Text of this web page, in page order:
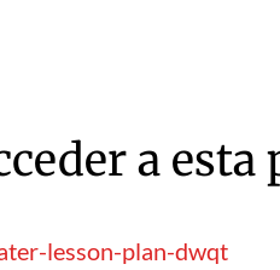
a esta
lesson-plan-dwqt